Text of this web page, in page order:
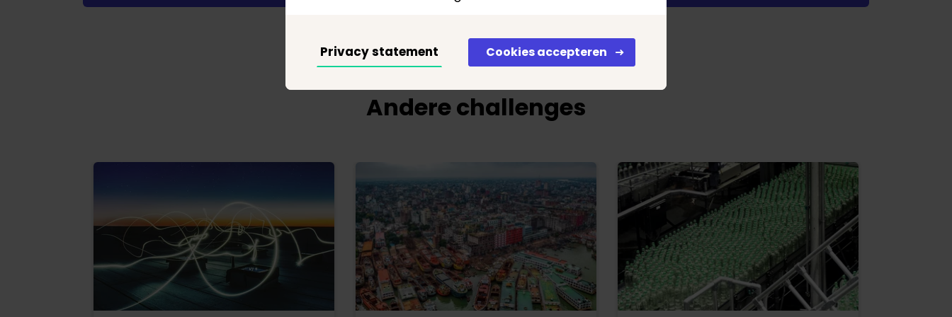
CompetentNL wordt compatibel ontwikkeld met de standaard vanESCO Homepage
CompetentNL gebruik maken. Meer informatie over de (API) documentatie van ESCO
De techniek die ontwikkeld wordt voor CompetentNL:
Skillstaal: CompetentNL wordt in een Knowledge Graph (ontologie + data) vastgelegd. De
brondata wordt met ondersteuning van kunstmatige intelligentie verrijkt en actueel
Ketenportaal: CompetentNL zal uiteindelijk gehost worden op een containerplatform in een
private cloud en ontsloten via linked data (RDF) en via een externe API-gateway.
Andere challenges
Privacy statement Cookies accepteren